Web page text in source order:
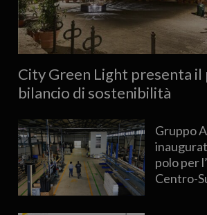
City Green Light presenta il
bilancio di sostenibilità
Gruppo
polo per
Centro-